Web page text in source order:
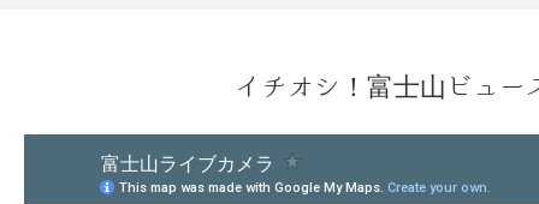
イチオシ！富士山ビュー